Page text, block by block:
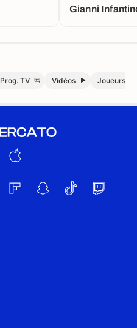
Gianni
Prog. TV Vidéos Joueurs